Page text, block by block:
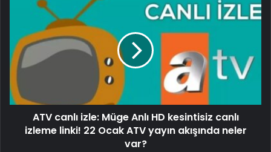
ATV canlı izle: Müge Anlı HD kesintisiz canlı
izleme linki! 22 Ocak ATV yayın akışında neler
var?